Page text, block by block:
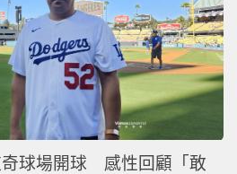
奇球場開球 感性回顧「敢